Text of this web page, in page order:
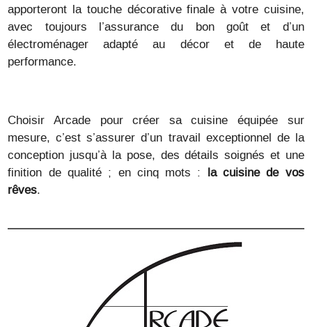
apporteront la touche décorative finale à votre cuisine,
avec toujours l’assurance du bon goût et d’un
électroménager adapté au décor et de haute
performance.
Choisir Arcade pour créer sa cuisine équipée sur
mesure, c’est s’assurer d’un travail exceptionnel de la
conception jusqu’à la pose, des détails soignés et une
finition de qualité ; en cinq mots : la cuisine de vos
rêves.